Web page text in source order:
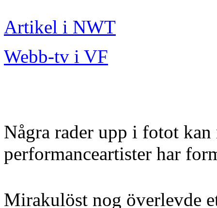
Artikel i NWT
Webb-tv i VF
Några rader upp i fotot
performanceartister har
Mirakulöst nog överlevde